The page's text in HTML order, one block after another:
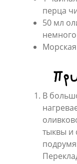
перца
50 мл
В
тыквы и